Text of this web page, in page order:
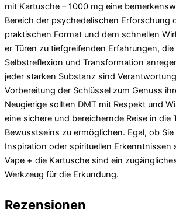
mit Kartusche – 1000 mg eine
Bereich der psychedelischen Erforschung
praktischen Format und dem schnellen
er Türen zu tiefgreifenden Erfahrungen,
Selbstreflexion und Transformation
jeder starken Substanz sind
Vorbereitung der Schlüssel zum Genuss
Neugierige sollten DMT mit Respekt und
eine sichere und bereichernde Reise in die
Bewusstseins zu ermöglichen. Egal, ob
Inspiration oder spirituellen Erkenntnissen
Vape + die Kartusche sind ein
Werkzeug für die Erkundung.
Rezensionen